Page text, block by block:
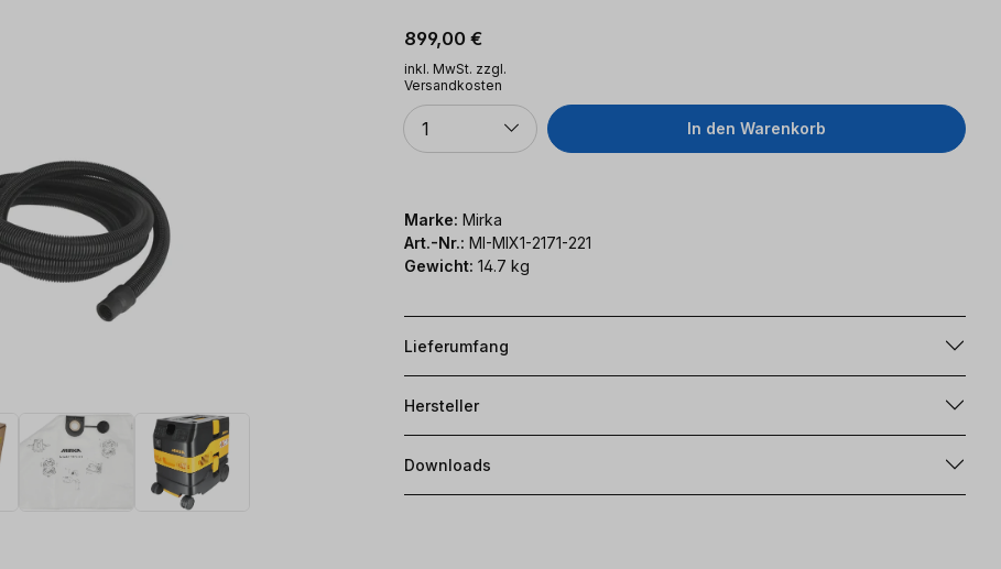
Regulärer Preis:
899,00 €
inkl. MwSt. zzgl.
Versandkosten
Anzahl
1 In den Warenkorb
Marke: Mirka
Art.-Nr.: MI-MIX1-2171-221
Gewicht: 14.7 kg
Lieferumfang
Hersteller
Downloads